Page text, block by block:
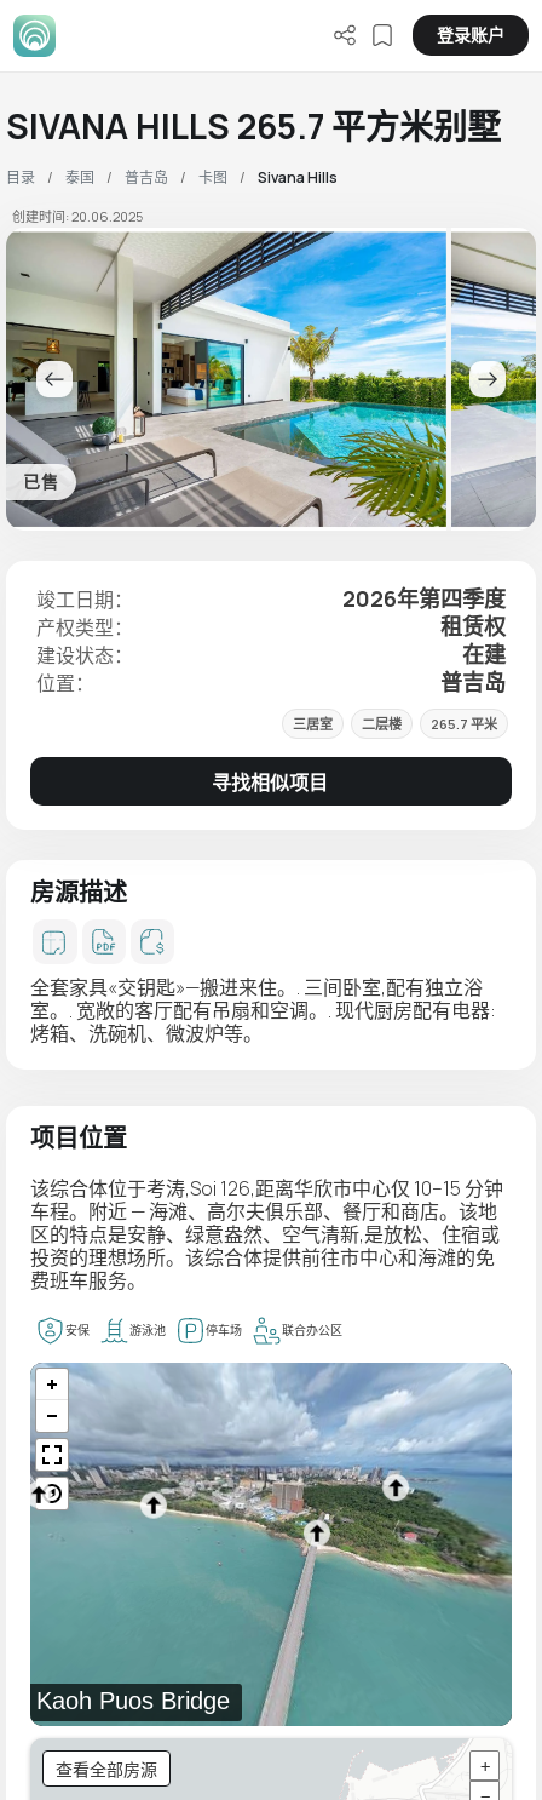
登录账户
SIVANA HILLS 265.7 平方米别墅
目录 泰国 普吉岛 卡图 Sivana Hills
创建时间: 20.06.2025
已售
竣工日期： 2026年第四季度
产权类型： 租赁权
建设状态： 在建
位置： 普吉岛
三居室 二层楼 265.7 平米
寻找相似项目
房源描述
全套家具«交钥匙»—搬进来住。. 三间卧室,配有独立浴
室。. 宽敞的客厅配有吊扇和空调。. 现代厨房配有电器:
烤箱、洗碗机、微波炉等。
项目位置
该综合体位于考涛,Soi 126,距离华欣市中心仅 10–15 分钟
车程。附近 — 海滩、高尔夫俱乐部、餐厅和商店。该地
区的特点是安静、绿意盎然、空气清新,是放松、住宿或
投资的理想场所。该综合体提供前往市中心和海滩的免
费班车服务。
安保 游泳池 停车场 联合办公区
Kaoh Puos Bridge
查看全部房源
+